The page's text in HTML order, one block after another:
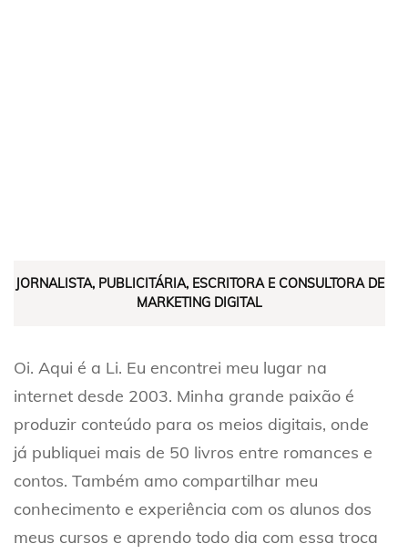
JORNALISTA, PUBLICITÁRIA, ESCRITORA E CONSULTORA DE
MARKETING DIGITAL
Oi. Aqui é a Li. Eu encontrei meu lugar na
internet desde 2003. Minha grande paixão é
produzir conteúdo para os meios digitais, onde
já publiquei mais de 50 livros entre romances e
contos. Também amo compartilhar meu
conhecimento e experiência com os alunos dos
meus cursos e aprendo todo dia com essa troca